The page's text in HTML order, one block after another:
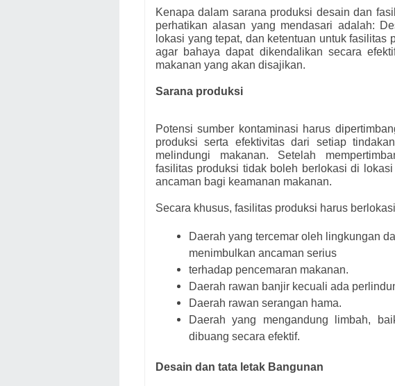
Kenapa dalam sarana produksi desain dan
perhatikan alasan yang mendasari adalah:
lokasi yang tepat, dan ketentuan untuk fasilitas
agar bahaya dapat dikendalikan secara
makanan yang akan disajikan.
Sarana produksi
Potensi sumber kontaminasi harus
produksi serta efektivitas dari setiap
melindungi makanan. Setelah
fasilitas produksi tidak boleh berlokasi di
ancaman bagi keamanan makanan.
Secara khusus, fasilitas produksi harus
Daerah yang tercemar oleh lingkungan
menimbulkan ancaman serius
terhadap pencemaran makanan.
Daerah rawan banjir kecuali ada
Daerah rawan serangan hama.
Daerah yang mengandung limbah,
dibuang secara efektif.
Desain dan tata letak Bangunan